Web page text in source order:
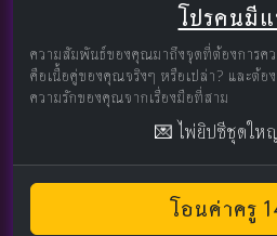
โปรคนมี
ความสัมพันธ์ของคุณมาถึงจุดที่ต้องการค
คือเนื้อคู่ของคุณจริงๆ หรือเปล่า? และต้อง
ความรักของคุณจากเรื่องมือที่สาม
💌 ไพ่ยิปซีชุดให
โอนค่าครู